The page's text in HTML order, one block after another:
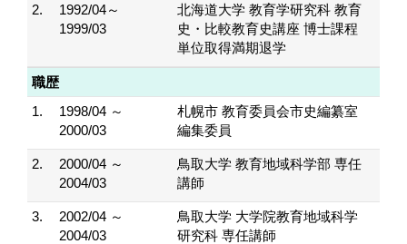
2.
1992/04～
1999/03
北海道大学 教育学研究科 教育
史・比較教育史講座 博士課程
単位取得満期退学
職歴
1.
1998/04 ～
2000/03
札幌市 教育委員会市史編纂室
編集委員
2.
2000/04 ～
2004/03
鳥取大学 教育地域科学部 専任
講師
3.
2002/04 ～
2004/03
鳥取大学 大学院教育地域科学
研究科 専任講師